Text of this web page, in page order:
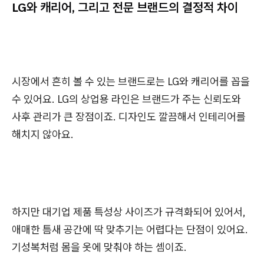
LG와 캐리어, 그리고 전문 브랜드의 결정적 차이
시장에서 흔히 볼 수 있는 브랜드로는 LG와 캐리어를 꼽을
수 있어요. LG의 상업용 라인은 브랜드가 주는 신뢰도와
사후 관리가 큰 장점이죠. 디자인도 깔끔해서 인테리어를
해치지 않아요.
하지만 대기업 제품 특성상 사이즈가 규격화되어 있어서,
애매한 틈새 공간에 딱 맞추기는 어렵다는 단점이 있어요.
기성복처럼 몸을 옷에 맞춰야 하는 셈이죠.